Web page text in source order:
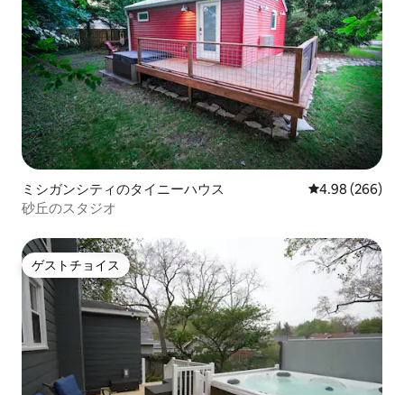
ミシガンシティのタイニーハウス レビュー266
4.98 (266)
砂丘のスタジオ
ゲストチョイス
ゲストチョイス